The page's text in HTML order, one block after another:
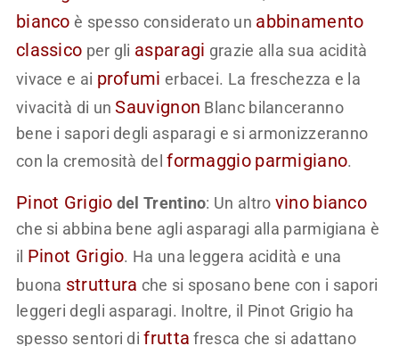
bianco è spesso considerato un abbinamento
classico per gli asparagi grazie alla sua acidità
vivace e ai profumi erbacei. La freschezza e la
vivacità di unSauvignon Blanc bilanceranno
bene i sapori degli asparagi e si armonizzeranno
con la cremosità delformaggio parmigiano.
Pinot Grigio del Trentino: Un altro vino bianco
che si abbina bene agli asparagi alla parmigiana è
il Pinot Grigio. Ha una leggera acidità e una
buona struttura che si sposano bene con i sapori
leggeri degli asparagi. Inoltre, il Pinot Grigio ha
spesso sentori difrutta fresca che si adattano